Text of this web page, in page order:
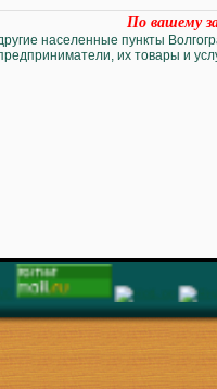
По вашему
населенные пункты
их товары и